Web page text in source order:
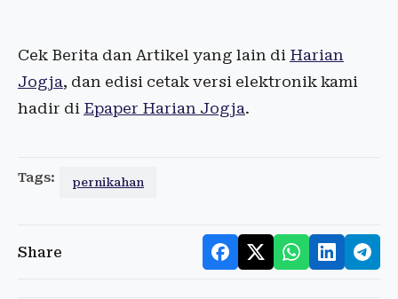
Cek Berita dan Artikel yang lain di Harian
Jogja, dan edisi cetak versi elektronik kami
hadir di Epaper Harian Jogja.
Tags: pernikahan
Share